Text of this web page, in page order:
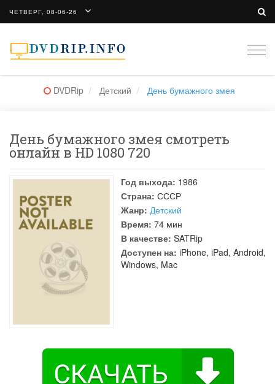
ЧЕТВЕРГ, 08-06-26
DVDRip Детский День бумажного змея
День бумажного змея смотреть
онлайн в HD 1080 720
Год выхода: 1986
Страна: СССР
Жанр: Детский
Время: 74 мин
В качестве: SATRip
Доступен на: iPhone, iPad, Android,
Windows, Mac